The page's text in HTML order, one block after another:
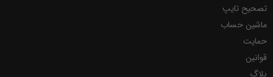
تصحیح تایپ
ماشین حساب
حمایت
قوانین
بلاگ